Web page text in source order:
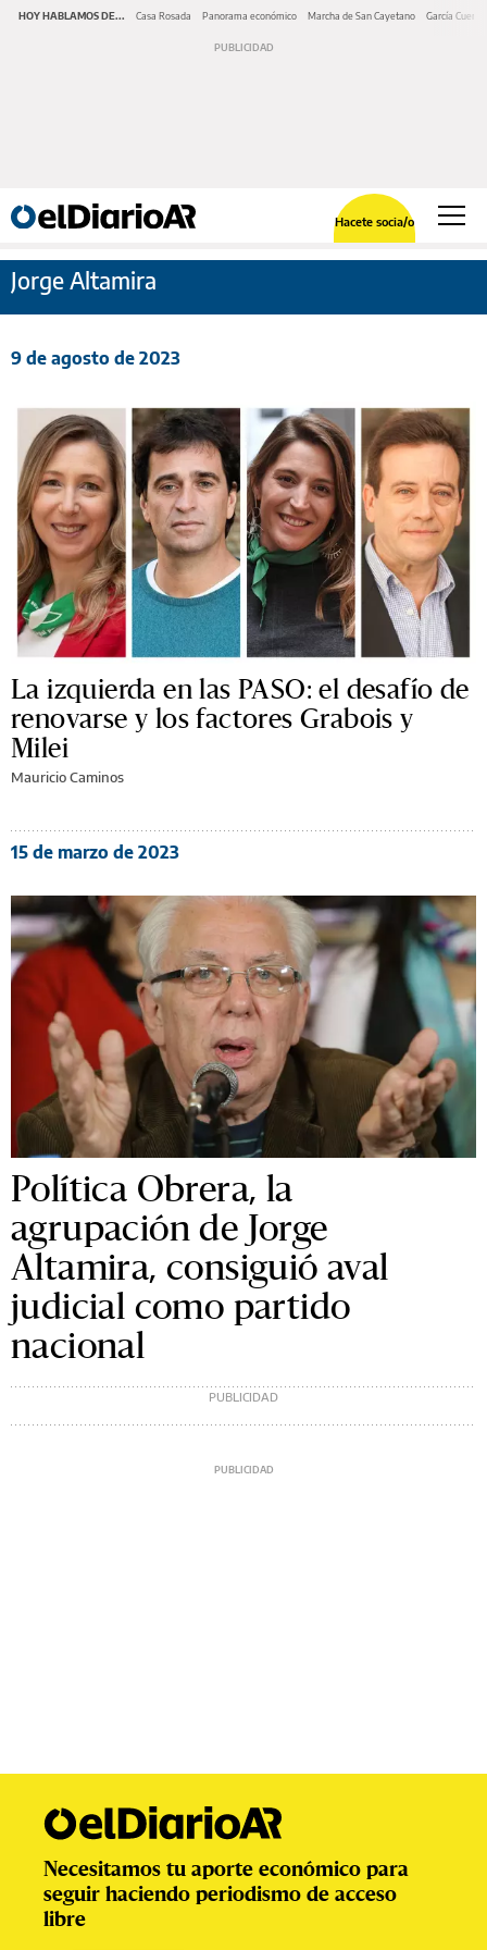
HOY HABLAMOS DE... Casa Rosada Panorama económico Marcha de San Cayetano García Cuerva
Hacete socia/o
Jorge Altamira
9 de agosto de 2023
La izquierda en las PASO: el desafío de
renovarse y los factores Grabois y
Milei
Mauricio Caminos
15 de marzo de 2023
Política Obrera, la
agrupación de Jorge
Altamira, consiguió aval
judicial como partido
nacional
Necesitamos tu aporte económico para
seguir haciendo periodismo de acceso
libre